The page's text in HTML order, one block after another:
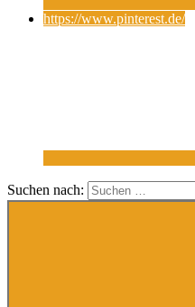
https://www.pinterest.de/
Suchen nach: